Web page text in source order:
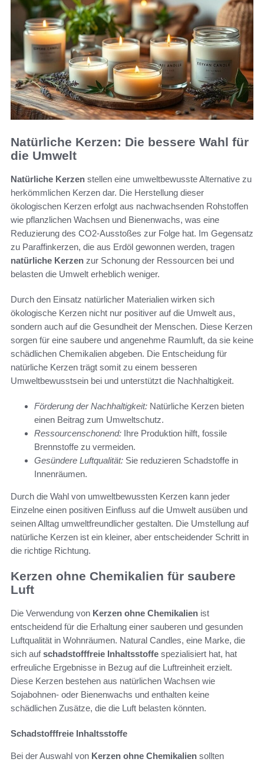
Natürliche Kerzen: Die bessere Wahl für
die Umwelt
Natürliche Kerzen stellen eine umweltbewusste Alternative zu
herkömmlichen Kerzen dar. Die Herstellung dieser
ökologischen Kerzen erfolgt aus nachwachsenden Rohstoffen
wie pflanzlichen Wachsen und Bienenwachs, was eine
Reduzierung des CO2-Ausstoßes zur Folge hat. Im Gegensatz
zu Paraffinkerzen, die aus Erdöl gewonnen werden, tragen
natürliche Kerzen zur Schonung der Ressourcen bei und
belasten die Umwelt erheblich weniger.
Durch den Einsatz natürlicher Materialien wirken sich
ökologische Kerzen nicht nur positiver auf die Umwelt aus,
sondern auch auf die Gesundheit der Menschen. Diese Kerzen
sorgen für eine saubere und angenehme Raumluft, da sie keine
schädlichen Chemikalien abgeben. Die Entscheidung für
natürliche Kerzen trägt somit zu einem besseren
Umweltbewusstsein bei und unterstützt die Nachhaltigkeit.
Förderung der Nachhaltigkeit: Natürliche Kerzen bieten
einen Beitrag zum Umweltschutz.
Ressourcenschonend: Ihre Produktion hilft, fossile
Brennstoffe zu vermeiden.
Gesündere Luftqualität: Sie reduzieren Schadstoffe in
Innenräumen.
Durch die Wahl von umweltbewussten Kerzen kann jeder
Einzelne einen positiven Einfluss auf die Umwelt ausüben und
seinen Alltag umweltfreundlicher gestalten. Die Umstellung auf
natürliche Kerzen ist ein kleiner, aber entscheidender Schritt in
die richtige Richtung.
Kerzen ohne Chemikalien für saubere
Luft
Die Verwendung von Kerzen ohne Chemikalien ist
entscheidend für die Erhaltung einer sauberen und gesunden
Luftqualität in Wohnräumen. Natural Candles, eine Marke, die
sich aufschadstofffreie Inhaltsstoffe spezialisiert hat, hat
erfreuliche Ergebnisse in Bezug auf die Luftreinheit erzielt.
Diese Kerzen bestehen aus natürlichen Wachsen wie
Sojabohnen- oder Bienenwachs und enthalten keine
schädlichen Zusätze, die die Luft belasten könnten.
Schadstofffreie Inhaltsstoffe
Bei der Auswahl von Kerzen ohne Chemikalien sollten